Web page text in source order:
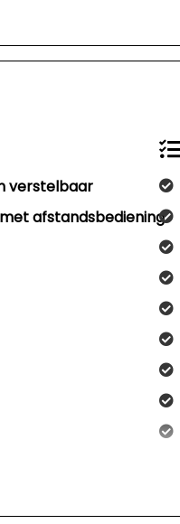
verstelbaar
afstandsbediening